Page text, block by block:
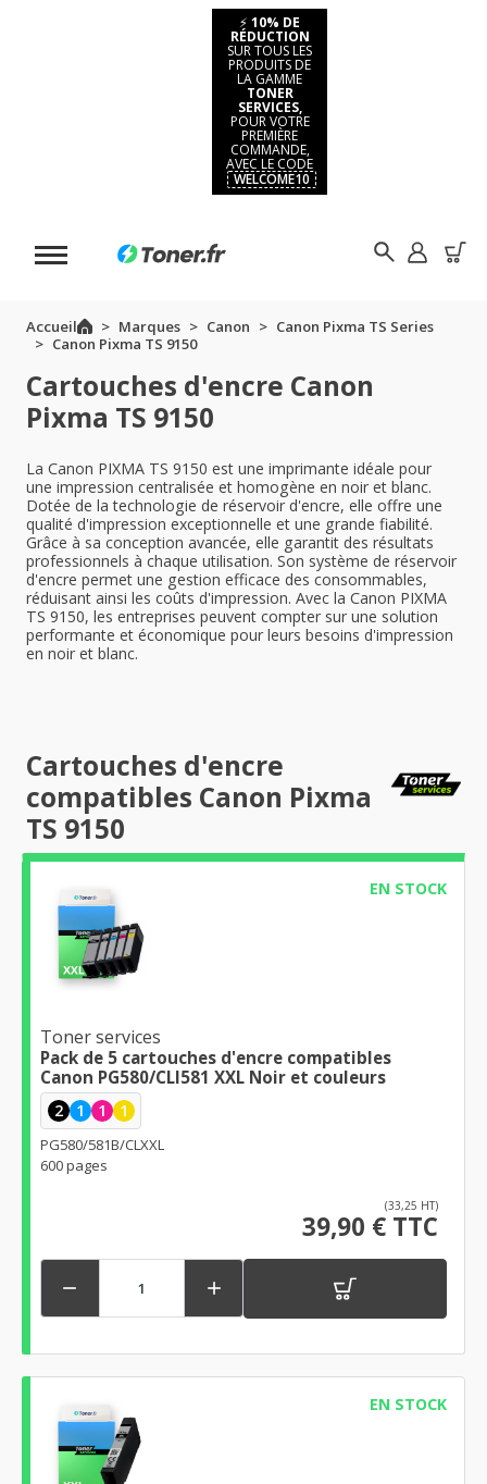
⚡ 10% DE
RÉDUCTION
SUR TOUS LES
PRODUITS DE
LA GAMME
TONER
SERVICES,
POUR VOTRE
PREMIÈRE
COMMANDE,
AVEC LE CODE
WELCOME10
Accueil Marques Canon
Canon Pixma TS Series
Canon Pixma TS 9150
Cartouches d'encre Canon
Pixma TS 9150
La Canon PIXMA TS 9150 est une imprimante idéale pour
une impression centralisée et homogène en noir et blanc.
Dotée de la technologie de réservoir d'encre, elle offre une
qualité d'impression exceptionnelle et une grande fiabilité.
Grâce à sa conception avancée, elle garantit des résultats
professionnels à chaque utilisation. Son système de réservoir
d'encre permet une gestion efficace des consommables,
réduisant ainsi les coûts d'impression. Avec la Canon PIXMA
TS 9150, les entreprises peuvent compter sur une solution
performante et économique pour leurs besoins d'impression
en noir et blanc.
Cartouches d'encre
compatibles Canon Pixma
TS 9150
EN STOCK
Toner services
Pack de 5 cartouches d'encre compatibles
Canon PG580/CLI581 XXL Noir et couleurs
2 1 1 1
PG580/581B/CLXXL
600 pages
(33,25 HT)
39,90 € TTC
 
EN STOCK